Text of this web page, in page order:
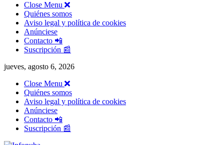
Close Menu
Quiénes somos
Aviso legal y política de cookies
Anúnciese
Contacto 📲
Suscripción 📰
jueves, agosto 6, 2026
Close Menu
Quiénes somos
Aviso legal y política de cookies
Anúnciese
Contacto 📲
Suscripción 📰